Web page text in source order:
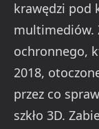
krawędzi pod
multimediów.
ochronnego,
2018,
przez co
szkło 3D.